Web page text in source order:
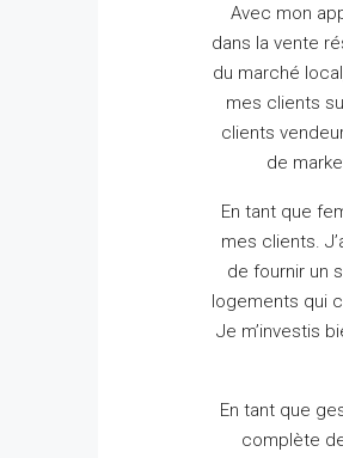
Avec mon
dans la vente
du marché
mes clients
clients
de
En tant que
mes clients.
de fournir un
logements qui
Je m’investis
En tant que
complète